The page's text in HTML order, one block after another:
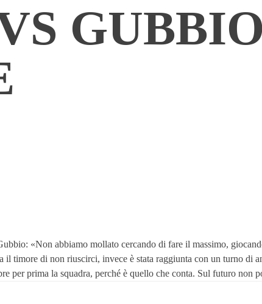
«Non abbiamo mollato cercando di fare il massimo,
timore di non riuscirci, invece è stata raggiunta con un turno di
per prima la squadra, perché è quello che conta. Sul futuro non